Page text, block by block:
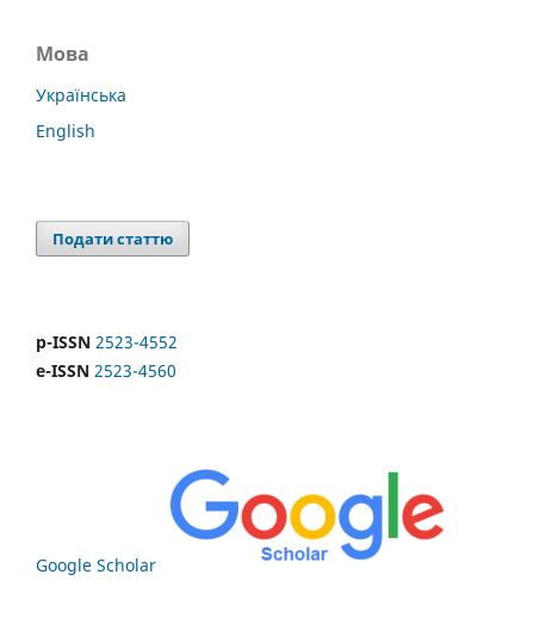
Мова
Українська
English
Подати статтю
p-ISSN 2523-4552
e-ISSN 2523-4560
Google Scholar